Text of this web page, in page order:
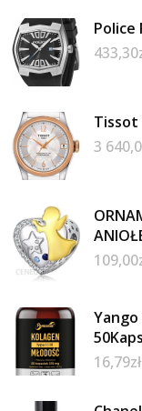
Police
433,30
Tissot
3
109,00
Yango
16,79zł